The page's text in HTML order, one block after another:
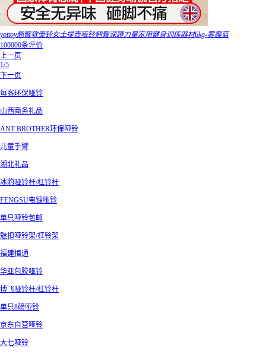
yottoy翘臀软壶铃女士提壶哑铃翘臀深蹲力量家用健身训练器材6kg-雾霾蓝
100000条评价
上一页
1/5
下一页
每客环保哑铃
山西商务礼品
ANT BROTHER环保哑铃
儿童手臂
湖北礼品
冰豹哑铃杆/杠铃杆
FENGSU电镀哑铃
单只哑铃包邮
魅扣哑铃架/杠铃架
福建恒通
华亚包胶哑铃
搏飞哑铃杆/杠铃杆
单只8磅哑铃
京东自营哑铃
大七哑铃